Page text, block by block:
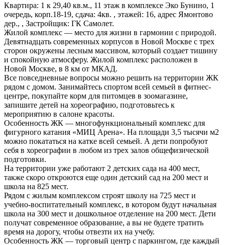
Квартира: 1 к 29,40 кв.м., 11 этаж в комплексе Эко Бунино, 1
очередь, корп.18-19, сдача: 4кв. , этажей: 16, адрес Ямонтово
дер., , Застройщик: ГК Самолет.
Жилой комплекс — место для жизни в гармонии с природой.
Девятнадцать современных корпусов в Новой Москве с трех
сторон окружены лесным массивом, который создает тишину
и спокойную атмосферу. Жилой комплекс расположен в
Новой Москве, в 8 км от МКАД.
Все повседневные вопросы можно решить на территории ЖК
рядом с домом. Занимайтесь спортом всей семьей в фитнес-
центре, покупайте корм для питомцев в зоомагазине,
запишите детей на хореографию, подготовьтесь к
мероприятию в салоне красоты.
Особенность ЖК — многофункциональный комплекс для
фигурного катания «МИЦ Арена». На площади 3,5 тысячи м2
можно покататься на катке всей семьей. А дети попробуют
себя в хореографии в любом из трех залов общефизической
подготовки.
На территории уже работают 2 детских сада на 400 мест,
также скоро откроются еще один детский сад на 200 мест и
школа на 825 мест.
Рядом с жилым комплексом строят школу на 725 мест и
учебно-воспитательный комплекс, в котором будут начальная
школа на 300 мест и дошкольное отделение на 200 мест. Дети
получат современное образование, а вы не будете тратить
время на дорогу, чтобы отвезти их на учебу.
Особенность ЖК — торговый центр с паркингом, где каждый